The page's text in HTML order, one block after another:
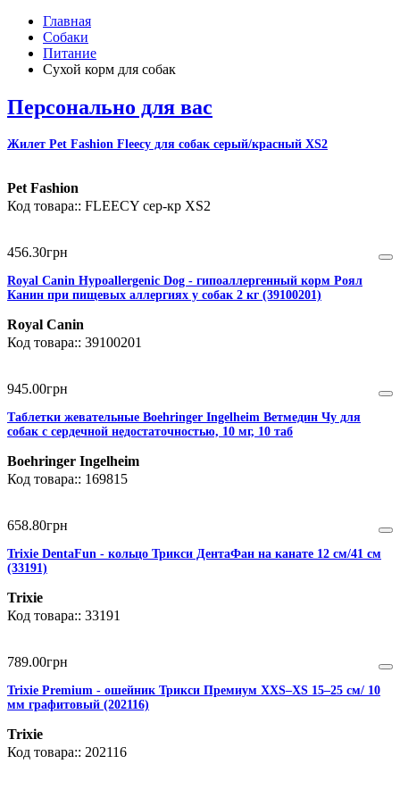
Главная
Собаки
Питание
Сухой корм для собак
Персонально для вас
Жилет Pet Fashion Fleecy для собак серый/красный ХS2
Pet Fashion
FLEECY сер-кр XS2
456.30грн
Royal Canin Hypoallergenic Dog - гипоаллергенный корм Роял
Канин при пищевых аллергиях у собак 2 кг (39100201)
Royal Canin
39100201
945.00грн
Таблетки жевательные Boehringer Ingelheim Ветмедин Чу для
собак с сердечной недостаточностью, 10 мг, 10 таб
Boehringer Ingelheim
169815
658.80грн
Trixie DentaFun - кольцо Трикси ДентаФан на канате 12 см/41 см
(33191)
Trixie
33191
789.00грн
Trixie Premium - ошейник Трикси Премиум XXS–XS 15–25 см/ 10
мм графитовый (202116)
Trixie
202116